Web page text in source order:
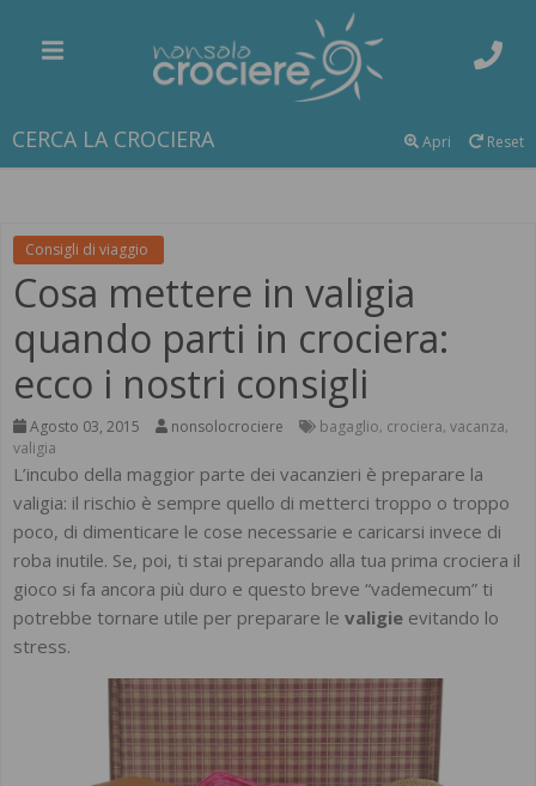
CERCA LA CROCIERA Reset
Apri
Consigli di viaggio
Cosa mettere in valigia
quando parti in crociera:
ecco i nostri consigli
Agosto 03, 2015 nonsolocrociere bagaglio, crociera, vacanza,
valigia
L’incubo della maggior parte dei vacanzieri è preparare la
valigia: il rischio è sempre quello di metterci troppo o troppo
poco, di dimenticare le cose necessarie e caricarsi invece di
roba inutile. Se, poi, ti stai preparando alla tua prima crociera il
gioco si fa ancora più duro e questo breve “vademecum” ti
potrebbe tornare utile per preparare le valigie evitando lo
stress.